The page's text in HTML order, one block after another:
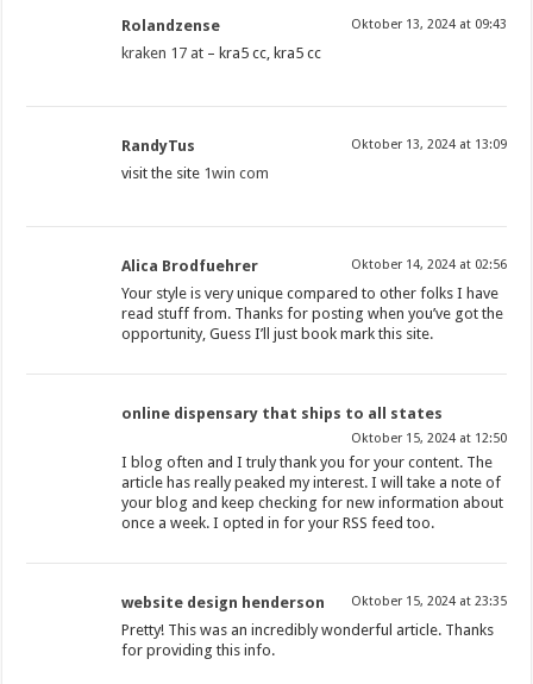
Rolandzense Oktober 13, 2024 at 09:43
kraken 17 at – kra5 cc, kra5 cc
RandyTus Oktober 13, 2024 at 13:09
visit the site 1win com
Alica Brodfuehrer Oktober 14, 2024 at 02:56
Your style is very unique compared to other folks I have
read stuff from. Thanks for posting when you’ve got the
opportunity, Guess I’ll just book mark this site.
online dispensary that ships to all states
Oktober 15, 2024 at 12:50
I blog often and I truly thank you for your content. The
article has really peaked my interest. I will take a note of
your blog and keep checking for new information about
once a week. I opted in for your RSS feed too.
website design henderson Oktober 15, 2024 at 23:35
Pretty! This was an incredibly wonderful article. Thanks
for providing this info.